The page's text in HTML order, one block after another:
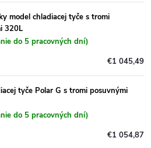
model chladiacej tyče s tromi
320L
do 5 pracovných dní)
€1 045,49
tyče Polar G s tromi posuvnými
do 5 pracovných dní)
€1 054,87